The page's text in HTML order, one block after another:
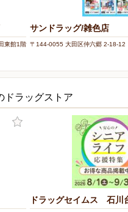
東館1階
サンドラッグ/雑色店
〒144-0055 大田区仲六郷 2-18-12
ドラッグストア
ドラッグセイムス 石川